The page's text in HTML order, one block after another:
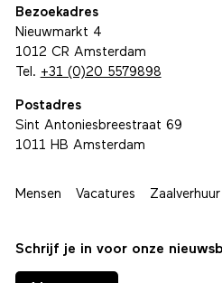
Bezoekadres
Nieuwmarkt 4
1012 CR Amsterdam
Tel. +31 (0)20 5579898
Postadres
Sint Antoniesbreestraat 69
1011 HB Amsterdam
Mensen Vacatures Zaalverhuur
Schrijf je in voor onze